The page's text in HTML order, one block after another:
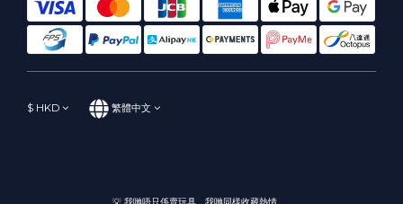
$ HKD 繁體中文
💡 我哋唔只係賣玩具，我哋同樣收藏熱情。